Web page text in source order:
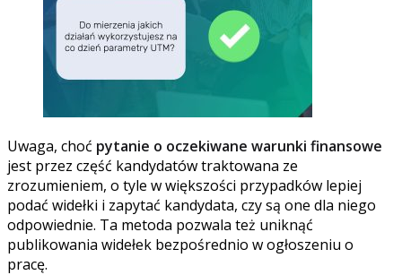
Uwaga, choć pytanie o oczekiwane warunki finansowe
jest przez część kandydatów traktowana ze
zrozumieniem, o tyle w większości przypadków lepiej
podać widełki i zapytać kandydata, czy są one dla niego
odpowiednie. Ta metoda pozwala też uniknąć
publikowania widełek bezpośrednio w ogłoszeniu o
pracę.